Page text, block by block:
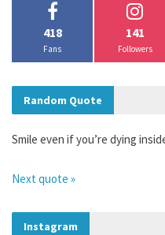
418
Fans
141
Followers
Random Quote
Smile even if you’re dying
Next quote »
Instagram